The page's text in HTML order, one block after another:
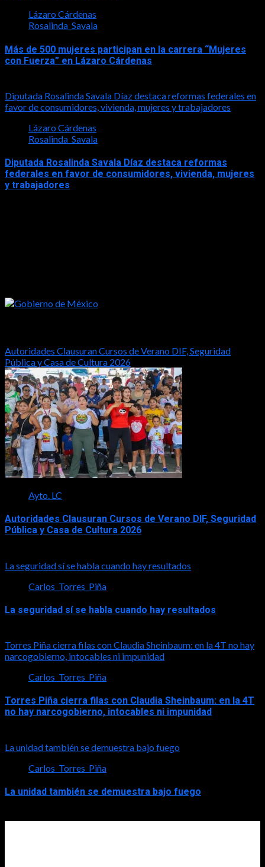
Lázaro Cárdenas
Rosalinda_Savala
Más de 500 mujeres participan en la carrera “Mujeres
con Fuerza” en Lázaro Cárdenas
Diputada Rosalinda Savala Díaz destaca reformas federales en
favor de consumidores, vivienda, mujeres y trabajadores
Lázaro Cárdenas
Rosalinda_Savala
Diputada Rosalinda Savala Díaz destaca reformas
federales en favor de consumidores, vivienda, mujeres
y trabajadores
Autoridades Clausuran Cursos de Verano DIF, Seguridad
Pública y Casa de Cultura 2026
Ayto. LC
Autoridades Clausuran Cursos de Verano DIF, Seguridad
Pública y Casa de Cultura 2026
La seguridad sí se habla cuando hay resultados
Carlos_Torres_Piña
La seguridad sí se habla cuando hay resultados
Torres Piña cierra filas con Claudia Sheinbaum: en la 4T no hay
narcogobierno, intocables ni impunidad
Carlos_Torres_Piña
Torres Piña cierra filas con Claudia Sheinbaum: en la 4T
no hay narcogobierno, intocables ni impunidad
La unidad también se demuestra bajo fuego
Carlos_Torres_Piña
La unidad también se demuestra bajo fuego